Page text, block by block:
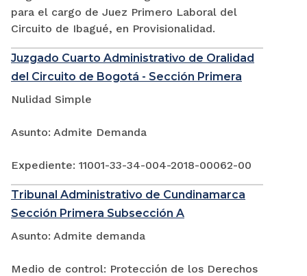
para el cargo de Juez Primero Laboral del
Circuito de Ibagué, en Provisionalidad.
Juzgado Cuarto Administrativo de Oralidad
del Circuito de Bogotá - Sección Primera
Nulidad Simple
Asunto: Admite Demanda
Expediente: 11001-33-34-004-2018-00062-00
Tribunal Administrativo de Cundinamarca
Sección Primera Subsección A
Asunto: Admite demanda
Medio de control: Protección de los Derechos